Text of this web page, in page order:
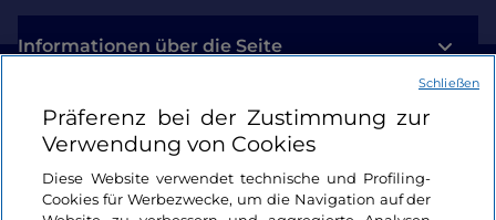
Informationen über die Seite
Nützliche Links
Login
Präferenz bei der Zustimmung zur
Verwendung von Cookies
Diese Website verwendet technische und Profiling-
Cookies für Werbezwecke, um die Navigation auf der
Schließen